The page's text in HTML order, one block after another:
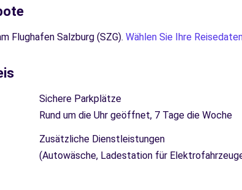
Flughafen Salzburg (SZG). Wählen Sie Ihre
Sichere Parkplätze
Rund um die Uhr geöffnet, 7 Tage die Woche
Zusätzliche Dienstleistungen
(Autowäsche, Ladestation für